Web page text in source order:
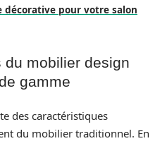
décorative pour votre salon
mobilier design
gamme
des caractéristiques
du mobilier traditionnel. En